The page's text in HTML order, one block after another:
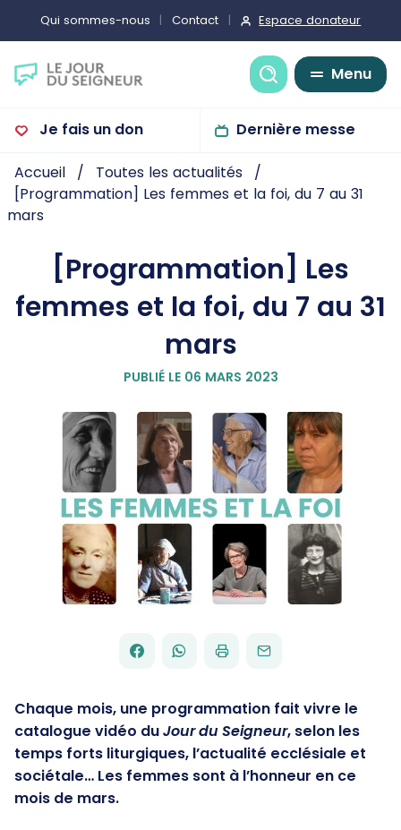
Qui sommes-nous Contact Espace donateur
Recherche
Menu
Je fais un don Dernière messe
Accueil
Toutes les actualités
[Programmation] Les femmes et la foi, du 7 au 31
mars
[Programmation] Les
femmes et la foi, du 7 au 31
mars
PUBLIÉ LE 06 MARS 2023
PARTAGER
FACEBOOK
PARTAGER
WHATSAPP
IMPRIMERENVOYER
PAR
EMAIL
Chaque mois, une programmation fait vivre le
catalogue vidéo duJour du Seigneur, selon les
temps forts liturgiques, l’actualité ecclésiale et
sociétale… Les femmes sont à l’honneur en ce
mois de mars.